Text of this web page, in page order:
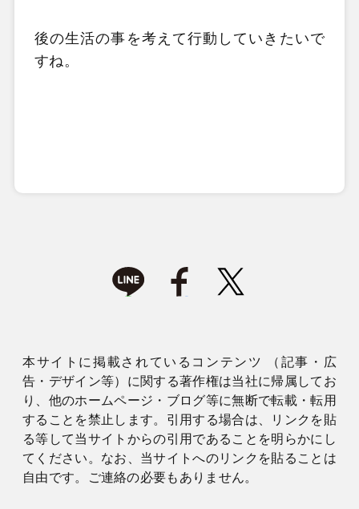
後の生活の事を考えて行動していきたいで
すね。
本サイトに掲載されているコンテンツ （記事・広
告・デザイン等）に関する著作権は当社に帰属してお
り、他のホームページ・ブログ等に無断で転載・転用
することを禁止します。引用する場合は、リンクを貼
る等して当サイトからの引用であることを明らかにし
てください。なお、当サイトへのリンクを貼ることは
自由です。ご連絡の必要もありません。